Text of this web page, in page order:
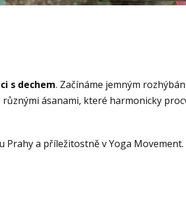
s dechem. Začínáme jemným
ásanami, které harmonicky
Prahy a příležitostně v Yoga